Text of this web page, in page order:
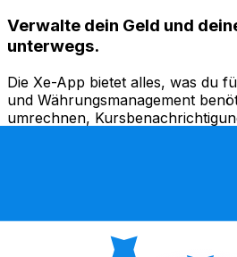
Verwalte dein Geld und
unterwegs.
Die Xe-App bietet alles, was du
und Währungsmanagement
umrechnen,